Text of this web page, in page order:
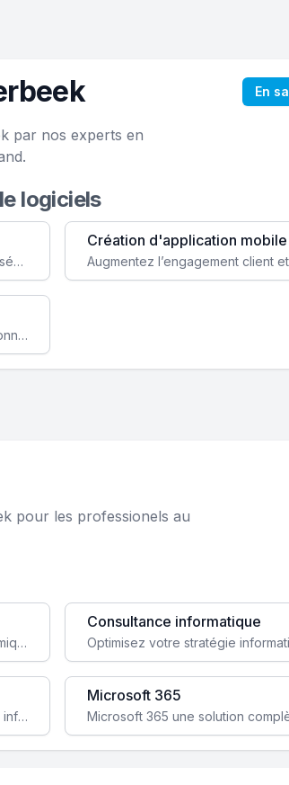
En
par nos experts en
logiciels
Faites évoluer votre business avec des solutions logicielles personnalisées, parfaitement adaptées à vos besoins spécifiques.
Création d'application
Améliorez l'efficacité de votre société avec une application web personnalisée accessible partout et tout le temps.
pour les professionels au
Simplifiez votre communication avec une solution VoIP flexible, économique et adaptée à vos besoins professionnels.
Consultance informatique
Garantissez la stabilité et la performance de votre entreprise avec une infrastructure IT sécurisée et évolutive.
Microsoft 365